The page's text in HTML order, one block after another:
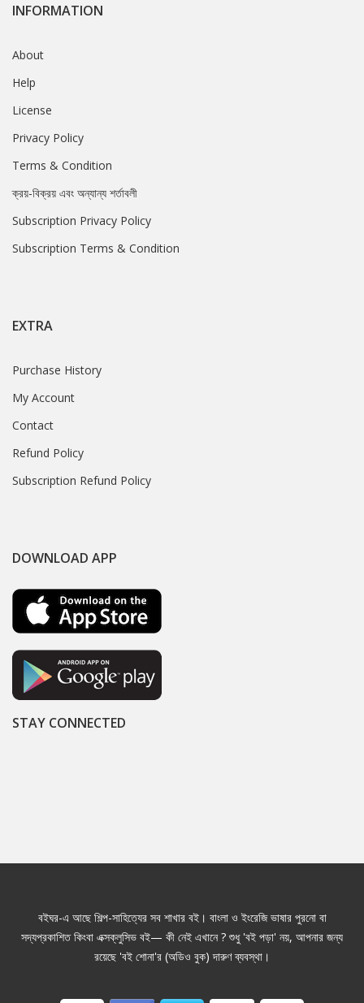
INFORMATION
About
Help
License
Privacy Policy
Terms & Condition
ক্রয়-বিক্রয় এবং অন্যান্য শর্তাবলী
Subscription Privacy Policy
Subscription Terms & Condition
EXTRA
Purchase History
My Account
Contact
Refund Policy
Subscription Refund Policy
DOWNLOAD APP
STAY CONNECTED
বইঘর-এ আছে শিল্প-সাহিত্যের সব শাখার বই। বাংলা ও ইংরেজি ভাষার পুরনো বা
সদ্যপ্রকাশিত কিংবা এক্সক্লুসিভ বই— কী নেই এখানে ? শুধু 'বই পড়া' নয়, আপনার জন্য
রয়েছে 'বই শোনা'র (অডিও বুক) দারুণ ব্যবস্থা।